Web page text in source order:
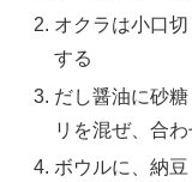
オクラは小口
する
だし醤油に砂
リを混ぜ、合
ボウルに、納